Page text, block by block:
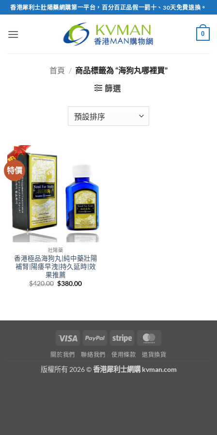
Skip
to
content
香港犀利士壯陽藥網購第一平台，百分百正品假一罰十、30天免費退換。
0
首頁 / 商品標籤為 “海狗丸哪裡買”
篩選
特價
壯陽藥
香港極品海狗丸|純中藥壯陽
補腎|陽痿早洩|持久延時|效
果推薦
$420.00 Original
$380.00Current
Visa PayPal Stripe
關於我們 聯絡我們 使用條款 退貨換貨
版權所有 2026 ©香港犀利士網購 kvman.com